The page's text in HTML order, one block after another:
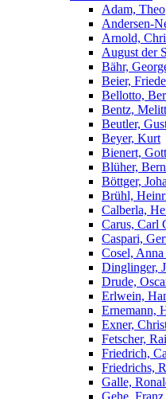
Adam, Theo
Andersen-
Arnold,
August der
Bähr,
Beier,
Bellotto,
Bentz,
Beutler,
Beyer, Kurt
Bienert,
Blüher,
Böttger,
Brühl,
Calberla,
Carus, Carl
Caspari,
Cosel, Anna
Dinglinger,
Drude,
Erlwein,
Ernemann,
Exner,
Fetscher,
Friedrich,
Friedrichs,
Galle,
Gehe,